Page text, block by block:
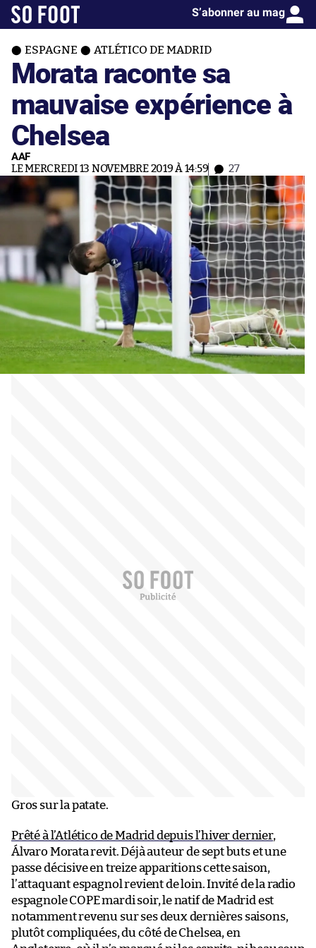
S’abonner au mag
ESPAGNE ATLÉTICO DE MADRID
Morata raconte sa
mauvaise expérience à
Chelsea
AAF
LE MERCREDI 13 NOVEMBRE 2019 À 14:59 27
Gros sur la patate.
Prêté à l’Atlético de Madrid depuis l’hiver dernier,
Álvaro Morata revit. Déjà auteur de sept buts et une
passe décisive en treize apparitions cette saison,
l’attaquant espagnol revient de loin. Invité de la radio
espagnole COPE mardi soir, le natif de Madrid est
notamment revenu sur ses deux dernières saisons,
plutôt compliquées, du côté de Chelsea, en